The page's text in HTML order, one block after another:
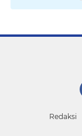
Redaksi